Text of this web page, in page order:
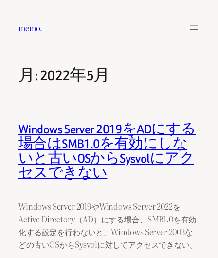
memo.
月:2022年5月
Windows Server 2019をADにする
場合はSMB1.0を有効にしな
いと古いOSからSysvolにアク
セスできない
Windows Server 2019やWindows Server 2022を
Active Directory（AD）にする場合、SMB1.0を有効
化する設定を行わないと、Windows Server 2003な
どの古いOSからSysvolに対してアクセスできない。